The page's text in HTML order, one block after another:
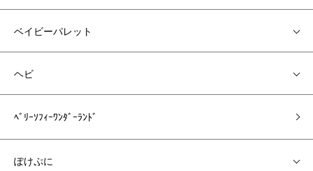
ベイビーパレット
ヘビ
ﾍﾞﾘｰｿﾌｨｰﾜﾝﾀﾞｰﾗﾝﾄﾞ
ぽけぷに